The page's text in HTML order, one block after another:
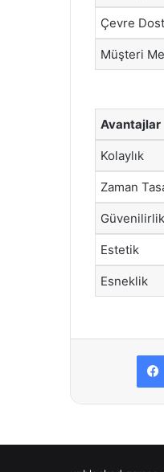
Çevre
Müşteri
Avantajlar
Kolaylık
Zaman
Güvenilirlik
Estetik
Esneklik